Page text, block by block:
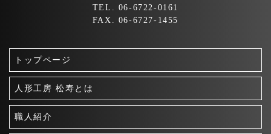
TEL. 06-6722-0161
FAX. 06-6727-1455
トップページ
人形工房 松寿とは
職人紹介